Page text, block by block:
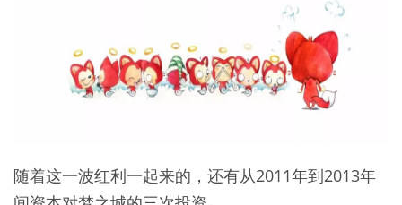
随着这一波红利一起来的，还有从2011年到2013年